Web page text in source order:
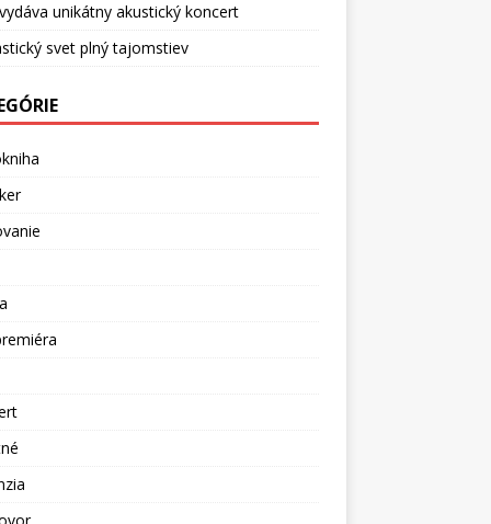
unikátny akustický koncert
svet plný tajomstiev